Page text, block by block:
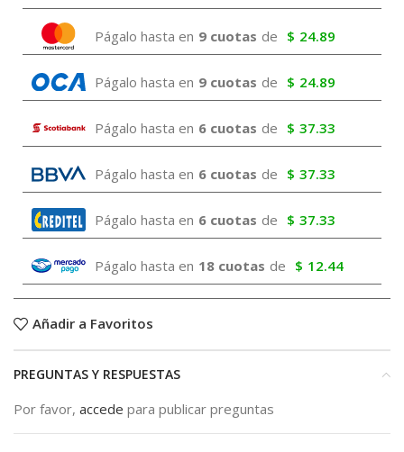
Págalo hasta en 9 cuotas de $ 24.89
Págalo hasta en 9 cuotas de $ 24.89
Págalo hasta en 6 cuotas de $ 37.33
Págalo hasta en 6 cuotas de $ 37.33
Págalo hasta en 6 cuotas de $ 37.33
Págalo hasta en 18 cuotas de $ 12.44
Añadir a Favoritos
PREGUNTAS Y RESPUESTAS
Por favor, accede para publicar preguntas